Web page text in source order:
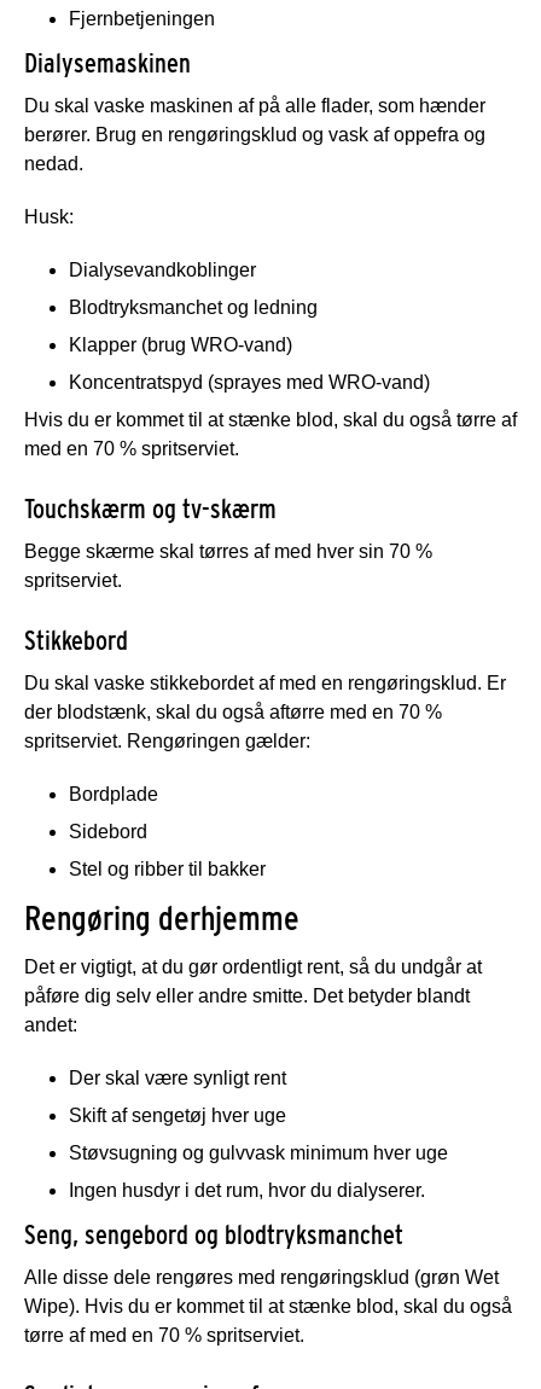
Fjernbetjeningen
Dialysemaskinen
Du skal vaske maskinen af på alle flader, som hænder
berører. Brug en rengøringsklud og vask af oppefra og
nedad.
Husk:
Dialysevandkoblinger
Blodtryksmanchet og ledning
Klapper (brug WRO-vand)
Koncentratspyd (sprayes med WRO-vand)
Hvis du er kommet til at stænke blod, skal du også tørre af
med en 70 % spritserviet.
Touchskærm og tv-skærm
Begge skærme skal tørres af med hver sin 70 %
spritserviet.
Stikkebord
Du skal vaske stikkebordet af med en rengøringsklud. Er
der blodstænk, skal du også aftørre med en 70 %
spritserviet. Rengøringen gælder:
Bordplade
Sidebord
Stel og ribber til bakker
Rengøring derhjemme
Det er vigtigt, at du gør ordentligt rent, så du undgår at
påføre dig selv eller andre smitte. Det betyder blandt
andet:
Der skal være synligt rent
Skift af sengetøj hver uge
Støvsugning og gulvvask minimum hver uge
Ingen husdyr i det rum, hvor du dialyserer.
Seng, sengebord og blodtryksmanchet
Alle disse dele rengøres med rengøringsklud (grøn Wet
Wipe). Hvis du er kommet til at stænke blod, skal du også
tørre af med en 70 % spritserviet.